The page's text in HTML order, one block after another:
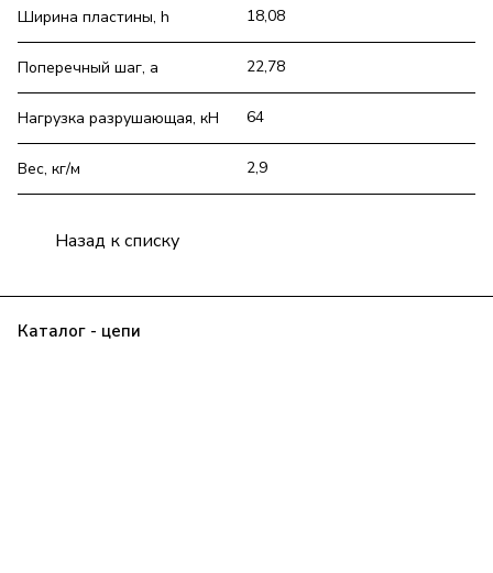
Ширина пластины, h 18,08
Поперечный шаг, a 22,78
Нагрузка разрушающая, кН 64
Вес, кг/м 2,9
Назад к списку
Каталог - цепи